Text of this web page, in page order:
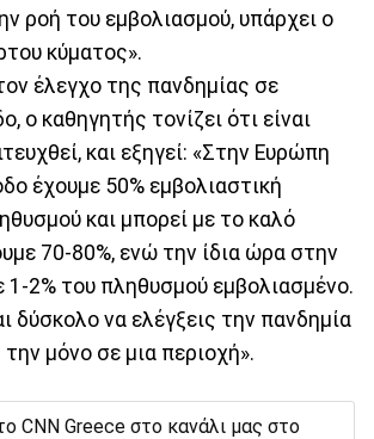
ροή του εμβολιασμού, υπάρχει ο
κύματος».
έλεγχο της πανδημίας σε
ο καθηγητής τονίζει ότι είναι
και εξηγεί: «Στην Ευρώπη
έχουμε 50% εμβολιαστική
και μπορεί με το καλό
70-80%, ενώ την ίδια ώρα στην
1-2% του πληθυσμού εμβολιασμένο.
δύσκολο να ελέγξεις την πανδημία
μόνο σε μια περιοχή».
CNN Greece στο κανάλι μας στο